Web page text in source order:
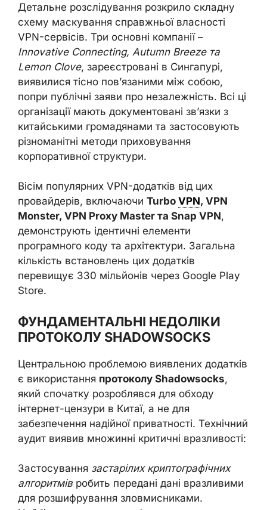
Детальне розслідування розкрило складну
схему маскування справжньої власності
VPN-сервісів. Три основні компанії –
Innovative Connecting, Autumn Breeze та
Lemon Clove, зареєстровані в Сингапурі,
виявилися тісно пов’язаними між собою,
попри публічні заяви про незалежність. Всі ці
організації мають документовані зв’язки з
китайськими громадянами та застосовують
різноманітні методи приховування
корпоративної структури.
Вісім популярних VPN-додатків від цих
провайдерів, включаючи Turbo VPN, VPN
Monster, VPN Proxy Master та Snap VPN,
демонструють ідентичні елементи
програмного коду та архітектури. Загальна
кількість встановлень цих додатків
перевищує 330 мільйонів через Google Play
Store.
ФУНДАМЕНТАЛЬНІ НЕДОЛІКИ
ПРОТОКОЛУ SHADOWSOCKS
Центральною проблемою виявлених додатків
є використання протоколу Shadowsocks,
який спочатку розроблявся для обходу
інтернет-цензури в Китаї, а не для
забезпечення надійної приватності. Технічний
аудит виявив множинні критичні вразливості:
Застосування застарілих криптографічних
алгоритмівробить передані дані вразливими
для розшифрування зловмисниками.